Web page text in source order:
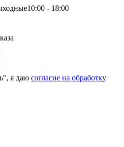
10:00 - 18:00
я даю согласие на обработку